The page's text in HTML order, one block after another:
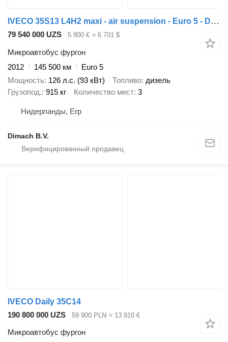
IVECO 35S13 L4H2 maxi - air suspension - Euro 5 - Dutch vehicle - 130
79 540 000 UZS 5 800 € ≈ 6 701 $
Микроавтобус фургон
2012
145 500 км
Euro 5
Мощность 126 л.с. (93 кВт) Топливо дизель
Грузопод. 915 кг Количество мест 3
Нидерланды, Erp
Dimach B.V.
IVECO Daily 35C14
190 800 000 UZS
59 900 PLN ≈ 13 910 €
Микроавтобус фургон